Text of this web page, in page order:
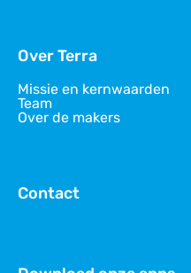
Over Terra
Missie en kernwaarden
Team
Over de makers
Contact